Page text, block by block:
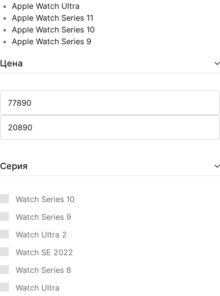
Apple Watch Ultra
Apple Watch Series 11
Apple Watch Series 10
Apple Watch Series 9
Цена
Серия
Watch Series 10
Watch Series 9
Watch Ultra 2
Watch SE 2022
Watch Series 8
Watch Ultra